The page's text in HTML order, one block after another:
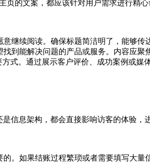
的文案，都应该针对用户需求进行精心
继续阅读。确保标题简洁明了，能够传
到能解决问题的产品或服务。内容应聚
式。通过展示客户评价、成功案例或媒
信息架构，都会直接影响访客的体验，
。如果结账过程繁琐或者需要填写大